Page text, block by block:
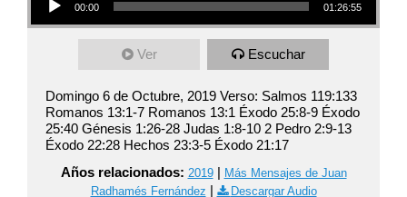
00:00 01:26:55
Ver Escuchar
Domingo 6 de Octubre, 2019 Verso: Salmos 119:133
Romanos 13:1-7 Romanos 13:1 Éxodo 25:8-9 Éxodo
25:40 Génesis 1:26-28 Judas 1:8-10 2 Pedro 2:9-13
Éxodo 22:28 Hechos 23:3-5 Éxodo 21:17
Años relacionados: 2019| Más Mensajes de Juan
Radhamés Fernández | Descargar Audio